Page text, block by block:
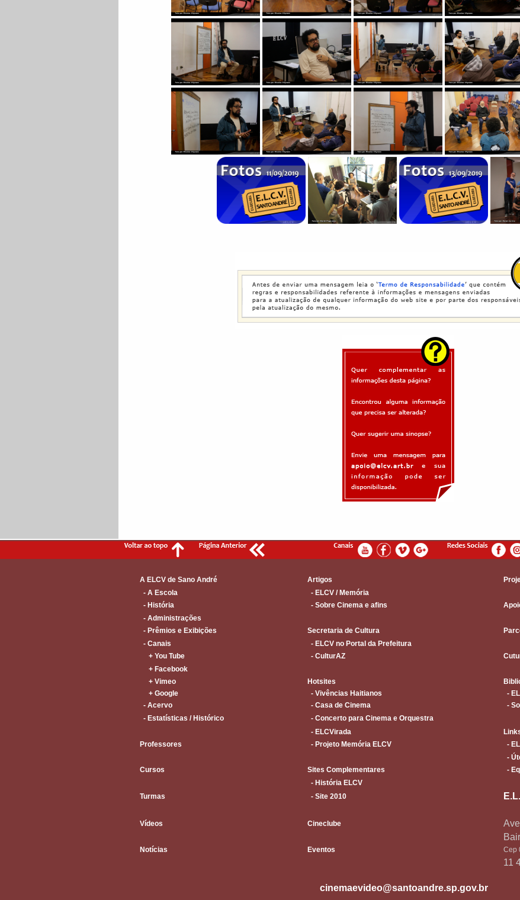
A ELCV de Sano André Artigos
- A Escola
- ELCV / Memória
- História
- Sobre Cinema e afins
- Administrações
- Prêmios e Exibições
Secretaria de Cultura
- Canais
- ELCV no Portal da Prefeitura
+ You Tube
- CulturAZ
+ Facebook
+ Vimeo
Hotsites
+ Google
- Vivências Haitianos
-
- Acervo
- Casa de Cinema
-
- Estatísticas / Histórico
- Concerto para Cinema e Orquestra
- ELCVirada
Professores
- Projeto Memória ELCV
-
-
Cursos
Sites Complementares
-
- História ELCV
Turmas
- Site 2010
Vídeos Cineclube
Notícias Eventos Cep
11
cinemaevideo@santoandre.sp.gov.br